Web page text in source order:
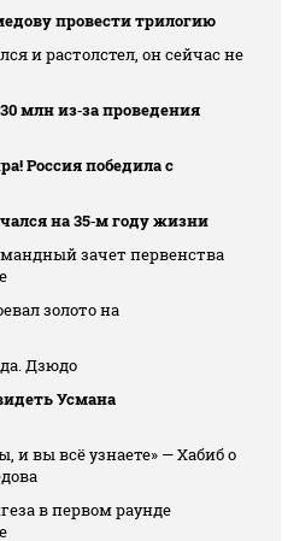
провести трилогию
и растолстел, он сейчас не
млн из‑за проведения
Россия победила с
на 35‑м году жизни
зачет первенства
золото на
Дзюдо
Усмана
и вы всё узнаете» — Хабиб о
в первом раунде